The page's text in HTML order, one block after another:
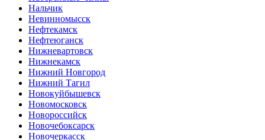
Нальчик
Невинномысск
Нефтекамск
Нефтеюганск
Нижневартовск
Нижнекамск
Нижний Новгород
Нижний Тагил
Новокуйбышевск
Новомосковск
Новороссийск
Новочебоксарск
Новочеркасск